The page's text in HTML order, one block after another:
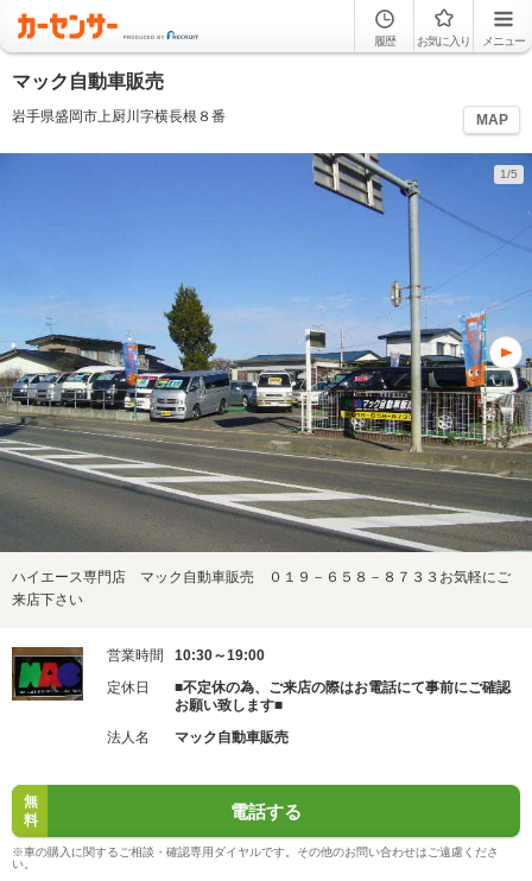
履歴 お気に入り メニュー
マック自動車販売
岩手県盛岡市上厨川字横長根８番 MAP
1/5
ハイエース専門店 マック自動車販売 ０１９－６５８－８７３３お気軽にご
来店下さい
営業時間
10:30～19:00
定休日
■不定休の為、ご来店の際はお電話にて事前にご確認
お願い致します■
法人名
マック自動車販売
無
料
電話する
※車の購入に関するご相談・確認専用ダイヤルです。その他のお問い合わせはご遠慮くださ
い。